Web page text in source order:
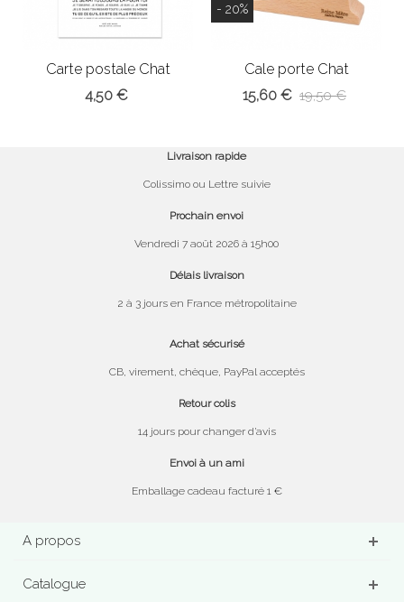
Carte postale Chat
4,50 €
- 20%
Cale porte Chat
15,60 € 19,50 €
Livraison rapide
Colissimo ou Lettre suivie
Prochain envoi
Vendredi 7 août 2026 à 15h00
Délais livraison
2 à 3 jours en France métropolitaine
Achat sécurisé
CB, virement, chèque, PayPal acceptés
Retour colis
14 jours pour changer d’avis
Envoi à un ami
Emballage cadeau facturé 1 €
A propos
Catalogue